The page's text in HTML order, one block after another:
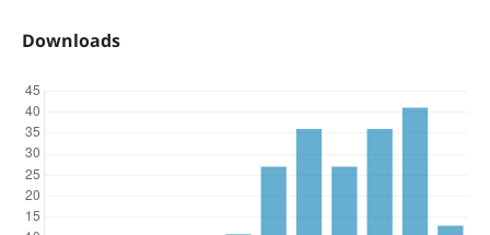
Downloads